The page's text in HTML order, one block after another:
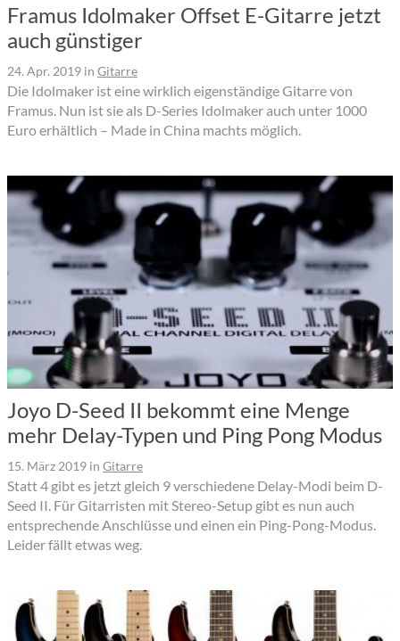
Framus Idolmaker Offset E-Gitarre jetzt
auch günstiger
24. Apr. 2019 in Gitarre
Die Idolmaker ist eine wirklich eigenständige Gitarre von
Framus. Nun ist sie als D-Series Idolmaker auch unter 1000
Euro erhältlich – Made in China machts möglich.
Joyo D-Seed II bekommt eine Menge
mehr Delay-Typen und Ping Pong Modus
15. März 2019 in Gitarre
Statt 4 gibt es jetzt gleich 9 verschiedene Delay-Modi beim D-
Seed II. Für Gitarristen mit Stereo-Setup gibt es nun auch
entsprechende Anschlüsse und einen ein Ping-Pong-Modus.
Leider fällt etwas weg.